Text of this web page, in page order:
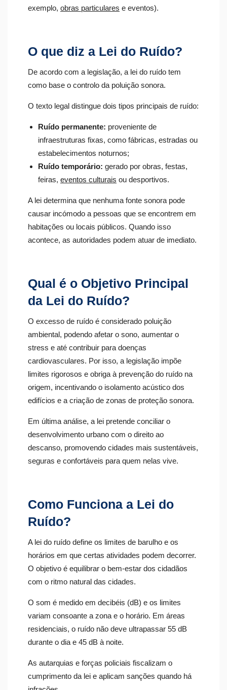
exemplo, obras particulares e eventos).
O que diz a Lei do Ruído?
De acordo com a legislação, a lei do ruído tem
como base o controlo da poluição sonora.
O texto legal distingue dois tipos principais de ruído:
Ruído permanente: proveniente de
infraestruturas fixas, como fábricas, estradas ou
estabelecimentos noturnos;
Ruído temporário: gerado por obras, festas,
feiras, eventos culturais ou desportivos.
A lei determina que nenhuma fonte sonora pode
causar incómodo a pessoas que se encontrem em
habitações ou locais públicos. Quando isso
acontece, as autoridades podem atuar de imediato.
Qual é o Objetivo Principal
da Lei do Ruído?
O excesso de ruído é considerado poluição
ambiental, podendo afetar o sono, aumentar o
stress e até contribuir para doenças
cardiovasculares. Por isso, a legislação impõe
limites rigorosos e obriga à prevenção do ruído na
origem, incentivando o isolamento acústico dos
edifícios e a criação de zonas de proteção sonora.
Em última análise, a lei pretende conciliar o
desenvolvimento urbano com o direito ao
descanso, promovendo cidades mais sustentáveis,
seguras e confortáveis para quem nelas vive.
Como Funciona a Lei do
Ruído?
A lei do ruído define os limites de barulho e os
horários em que certas atividades podem decorrer.
O objetivo é equilibrar o bem-estar dos cidadãos
com o ritmo natural das cidades.
O som é medido em decibéis (dB) e os limites
variam consoante a zona e o horário. Em áreas
residenciais, o ruído não deve ultrapassar 55 dB
durante o dia e 45 dB à noite.
As autarquias e forças policiais fiscalizam o
cumprimento da lei e aplicam sanções quando há